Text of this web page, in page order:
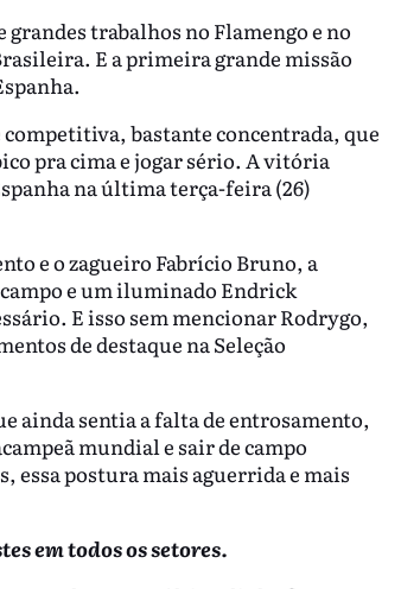
trabalhos no Flamengo e no
E a primeira grande missão
competitiva, bastante concentrada, que
pra cima e jogar sério. A vitória
na última terça-feira (26)
e o zagueiro Fabrício Bruno, a
e um iluminado Endrick
E isso sem mencionar Rodrygo,
de destaque na Seleção
ainda sentia a falta de entrosamento,
mundial e sair de campo
essa postura mais aguerrida e mais
em todos os setores.